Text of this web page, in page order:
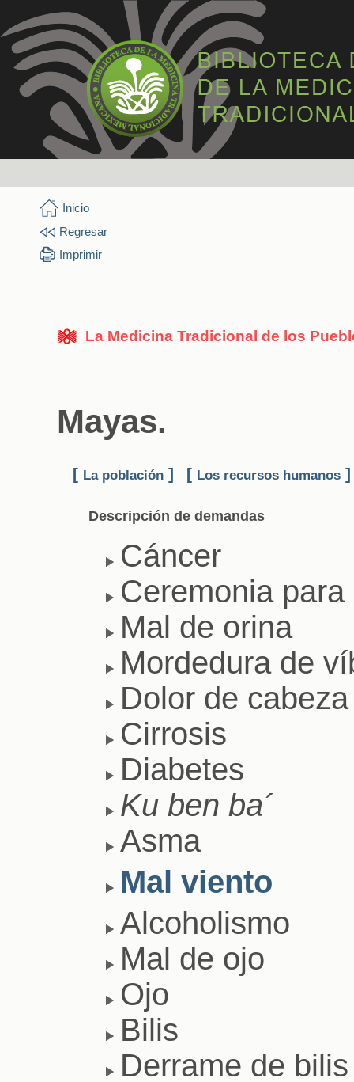
Inicio
Regresar
Imprimir
La Medicina Tradicional de los
Mayas.
[ La población ] [ Los recursos humanos ]
Descripción de demandas
Cáncer
Ceremonia
Mal de orina
Mordedura de
Dolor de cabeza
Cirrosis
Diabetes
Ku ben ba´
Asma
Mal viento
Alcoholismo
Mal de ojo
Ojo
Bilis
Derrame de bilis